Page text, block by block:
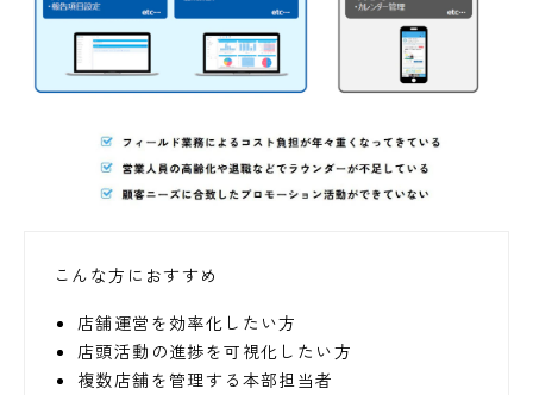
こんな方におすすめ
店舗運営を効率化したい方
店頭活動の進捗を可視化したい方
複数店舗を管理する本部担当者